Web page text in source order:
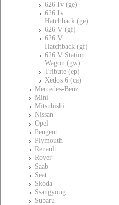
626 Iv (ge)
626 Iv
Hatchback (ge)
626 V (gf)
626 V
Hatchback (gf)
626 V Station
Wagon (gw)
Tribute (ep)
Xedos 6 (ca)
Mercedes-Benz
Mini
Mitsubishi
Nissan
Opel
Peugeot
Plymouth
Renault
Rover
Saab
Seat
Skoda
Ssangyong
Subaru